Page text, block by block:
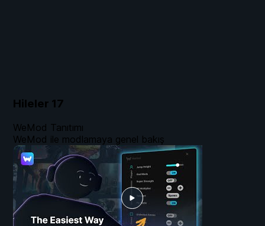
Hileler 17
WeMod Tanıtımı
WeMod ile modlamaya genel bakış